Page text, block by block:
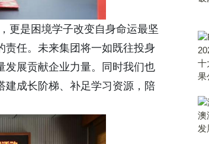
更是困境学子改变自身命运最坚
责任。未来集团将一如既往投身
发展贡献企业力量。同时我们也
建成长阶梯、补足学习资源，陪